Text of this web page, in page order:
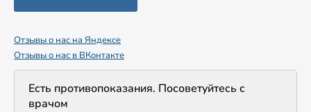
Отзывы о нас на Яндексе
Отзывы о нас в ВКонтакте
Есть противопоказания. Посоветуйтесь с
врачом